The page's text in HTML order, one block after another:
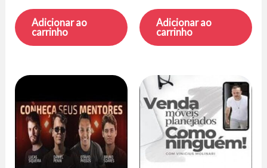
Adicionar ao
carrinho
Adicionar ao
carrinho